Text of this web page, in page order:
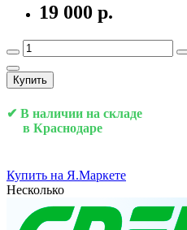
19 000 р.
Купить
✔ В наличии на складе
в Краснодаре
Купить на Я.Маркете
Несколько